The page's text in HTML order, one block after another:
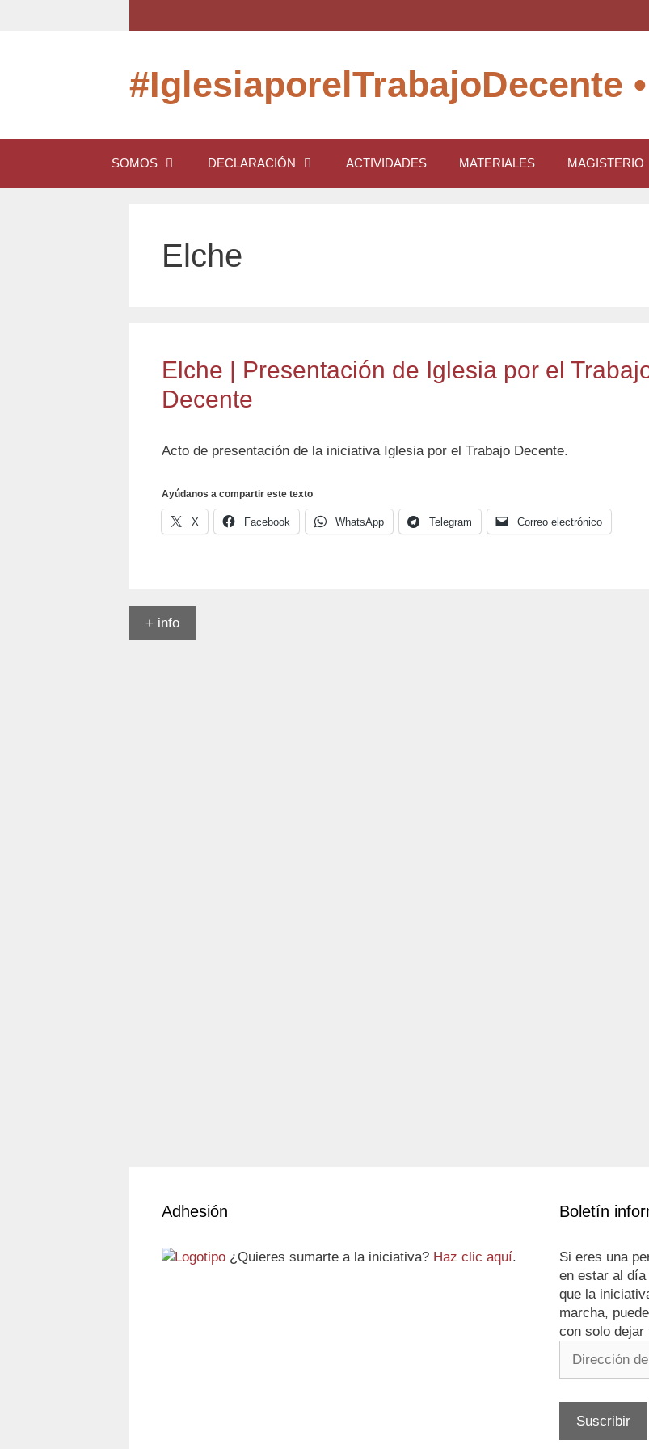
#IglesiaporelTrabajoDecente
SOMOS DECLARACIÓN ACTIVIDADES MATERIALES MAGISTERIO
Elche
Elche | Presentación de Iglesia por el
Decente
Acto de presentación de la iniciativa Iglesia por el Trabajo Decente.
Ayúdanos a compartir este texto
X Facebook WhatsApp Telegram Correo electrónico
+ info
Adhesión
¿Quieres sumarte a la iniciativa? Haz clic aquí.
Boletín
Si eres una
en estar al
que la
marcha,
con solo dejar
Suscribir